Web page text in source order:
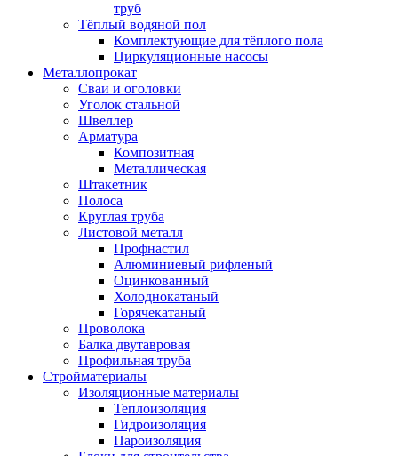
труб
Тёплый водяной пол
Комплектующие для тёплого пола
Циркуляционные насосы
Металлопрокат
Сваи и оголовки
Уголок стальной
Швеллер
Арматура
Композитная
Металлическая
Штакетник
Полоса
Круглая труба
Листовой металл
Профнастил
Алюминиевый рифленый
Оцинкованный
Холоднокатаный
Горячекатаный
Проволока
Балка двутавровая
Профильная труба
Стройматериалы
Изоляционные материалы
Теплоизоляция
Гидроизоляция
Пароизоляция